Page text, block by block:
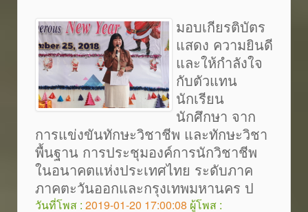
มอบเกียรติบัตร
แสดง ความยินดี
และให้กำลังใจ
กับตัวแทน
นักเรียน
นักศึกษา จาก
การแข่งขันทักษะวิชาชีพ และทักษะวิชา
พื้นฐาน การประชุมองค์การนักวิชาชีพ
ในอนาคตแห่งประเทศไทย ระดับภาค
ภาคตะวันออกและกรุงเทพมหานคร ป
วันที่โพส : 2019-01-20 17:00:08 ผู้โพส :